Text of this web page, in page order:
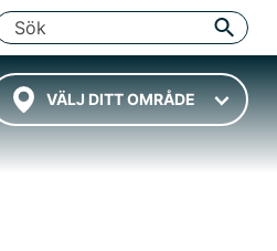
VÄLJ DITT OMRÅDE